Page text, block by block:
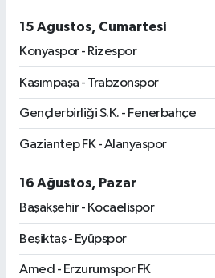
15 Ağustos, Cumartesi
Konyaspor - Rizespor
Kasımpaşa - Trabzonspor
Gençlerbirliği S.K. - Fenerbahçe
Gaziantep FK - Alanyaspor
16 Ağustos, Pazar
Başakşehir - Kocaelispor
Beşiktaş - Eyüpspor
Amed - Erzurumspor FK